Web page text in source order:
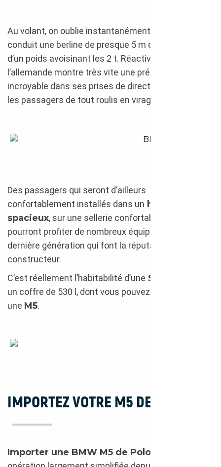
Au volant, on oublie instantanément que l’on
conduit une berline de presque 5 m de longueur et
d’un poids avoisinant les 2 t. Réactive et enjouée,
l’allemande montre très vite une précision
incroyable dans ses prises de direction et exempte
les passagers de tout roulis en virage.
Des passagers qui seront d’ailleurs
confortablement installés dans un habitacle
spacieux, sur une sellerie confortable, et qui
pourront profiter de nombreux équipements de
dernière génération qui font la réputation du
constructeur.
C’est réellement l’habitabilité d’une Série 5
un coffre de 530 l, dont vous pouvez profiter dans
une M5.
IMPORTEZ VOTRE M5 DE POLOGNE
Importer une BMW M5 de Pologne